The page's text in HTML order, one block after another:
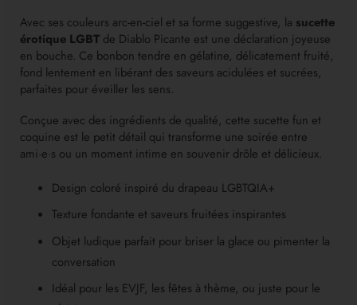
Avec ses couleurs arc-en-ciel et sa forme suggestive, la sucette
érotique LGBT de Diablo Picante est une déclaration joyeuse
en bouche. Ce bonbon tendre en gélatine, délicatement fruité,
fond lentement en libérant des saveurs acidulées et sucrées,
parfaites pour éveiller les sens.
Conçue avec des ingrédients de qualité, cette sucette fun et
coquine est le petit détail qui transforme une soirée entre
ami·e·s ou un moment intime en souvenir drôle et délicieux.
Design coloré inspiré du drapeau LGBTQIA+
Texture fondante et saveurs fruitées inspirantes
Objet ludique parfait pour briser la glace ou pimenter la
conversation
Idéal pour les EVJF, les fêtes à thème, ou juste pour le